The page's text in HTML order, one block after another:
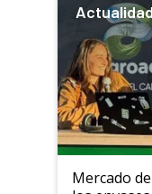
Actualidad
Mercado